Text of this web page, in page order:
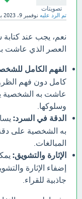
تصويتات
تم الرد عليه نوفمبر 9، 2023
نعم، يجب عند
العصر الذي عاشت
الفهم الكامل
كامل دون فهم
عاشت به الشخصية
وسلوكها.
الدقة في السرد:
به الشخصية على
المبالغات.
الإثارة والتشويق:
إضفاء الإثارة
جاذبية للقراء.